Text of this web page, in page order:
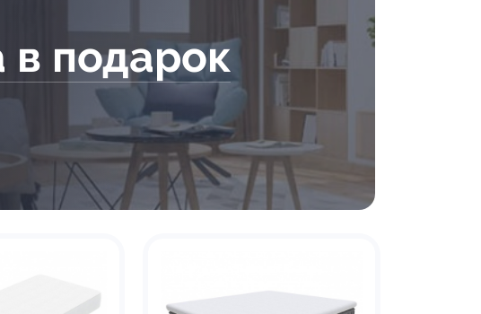
в подарок